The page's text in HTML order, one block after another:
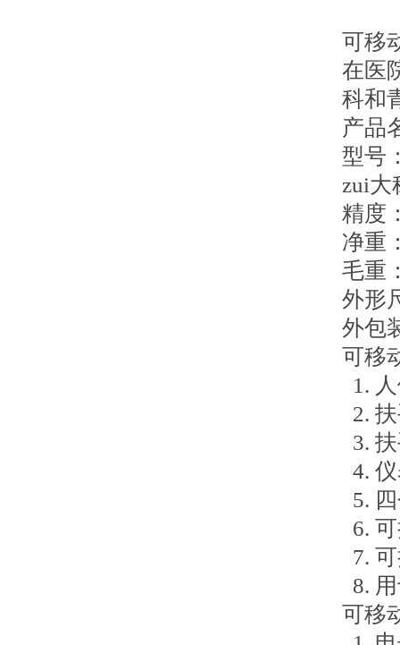
可移
在医
科和
产品
型号
zui大
精度
净重
毛重
外形
外包
可移
1.
2.
3.
4.
5.
6.
7.
8.
可移